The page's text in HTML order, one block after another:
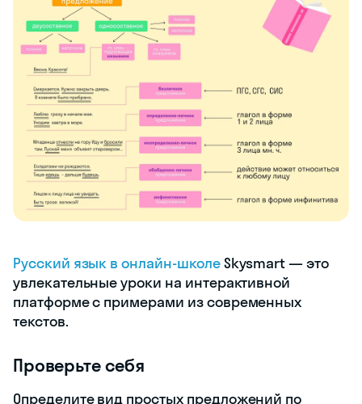
Русский язык в онлайн-школеSkysmart — это
увлекательные уроки на интерактивной
платформе с примерами из современных
текстов.
Проверьте себя
Определите вид простых предложений по